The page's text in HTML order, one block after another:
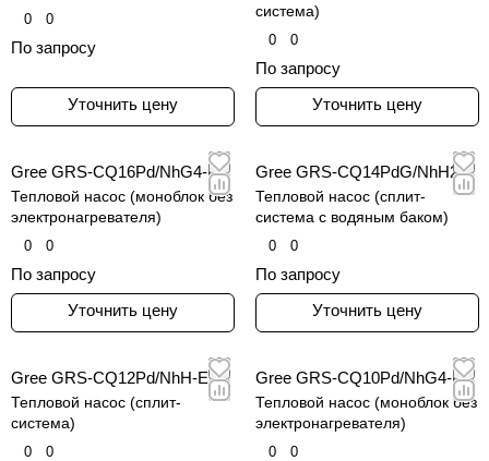
0 0
По запросу
Уточнить цену
система)
0 0
По запросу
Уточнить цену
Gree GRS-CQ16Pd/NhG4-E
Тепловой насос (моноблок без
электронагревателя)
0 0
По запросу
Уточнить цену
Gree GRS-CQ14PdG/NhH2-E
Тепловой насос (сплит-
система с водяным баком)
0 0
По запросу
Уточнить цену
Gree GRS-CQ12Pd/NhH-E
Тепловой насос (сплит-
система)
0 0
Gree GRS-CQ10Pd/NhG4-E
Тепловой насос (моноблок без
электронагревателя)
0 0